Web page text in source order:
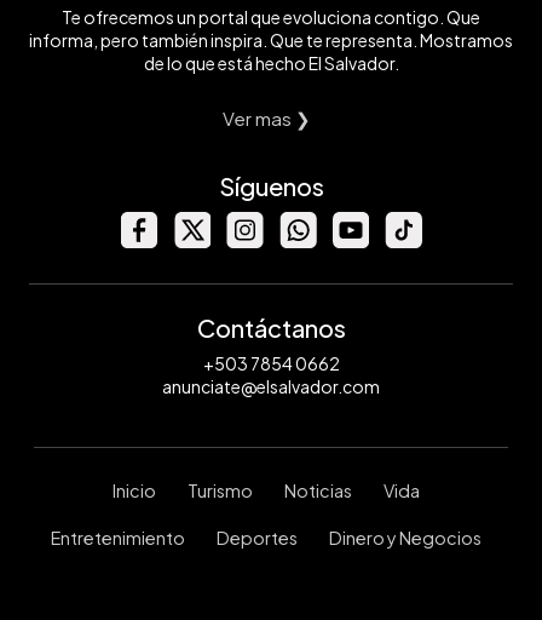
Te ofrecemos un portal que evoluciona contigo. Que
informa, pero también inspira. Que te representa. Mostramos
de lo que está hecho El Salvador.
Ver mas ❯
Síguenos
Contáctanos
+503 7854 0662
anunciate@elsalvador.com
Inicio Turismo Noticias Vida
Entretenimiento Deportes Dinero y Negocios